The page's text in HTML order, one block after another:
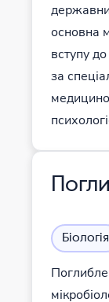
основна
вступу
за
Біологія